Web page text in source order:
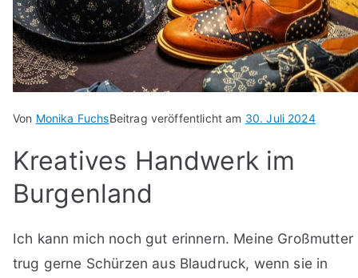
Von Monika FuchsBeitrag veröffentlicht am 30. Juli 2024
Kreatives Handwerk im
Burgenland
Ich kann mich noch gut erinnern. Meine Großmutter
trug gerne Schürzen aus Blaudruck, wenn sie in